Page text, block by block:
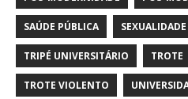
SAÚDE PÚBLICA SEXUALIDADE
TRIPÉ UNIVERSITÁRIO TROTE
TROTE VIOLENTO